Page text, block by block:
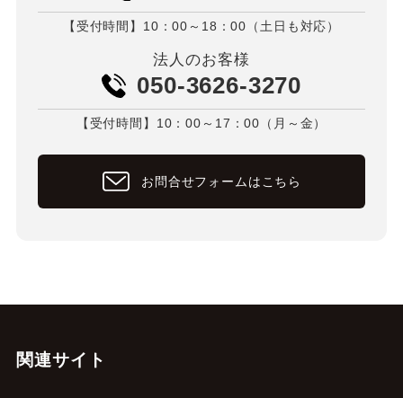
【受付時間】10：00～18：00（土日も対応）
法人のお客様
050-3626-3270
【受付時間】10：00～17：00（月～金）
お問合せフォームはこちら
関連サイト